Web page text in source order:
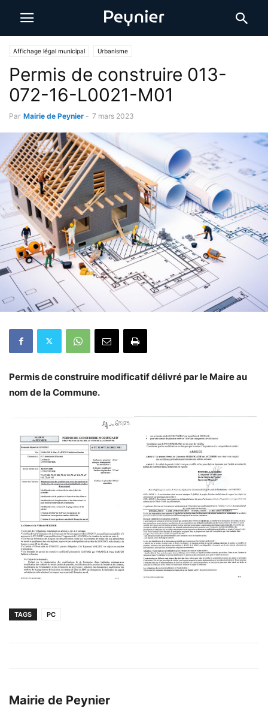
Affichage légal municipal Urbanisme
Permis de construire 013-
072-16-L0021-M01
Par Mairie de Peynier - 7 mars 2023
Permis de construire modificatif délivré par le Maire au
nom de la Commune.
TAGS PC
Mairie de Peynier